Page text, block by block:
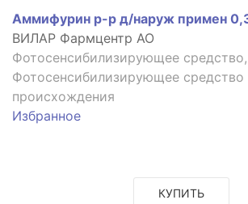
Аммифурин р-р д/наруж примен
ВИЛАР Фармцентр АО
Фотосенсибилизирующее средство,
Фотосенсибилизирующее средство
происхождения
Избранное
КУПИТЬ